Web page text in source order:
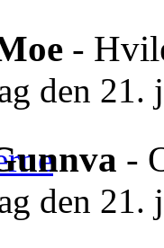
-
den
-
den